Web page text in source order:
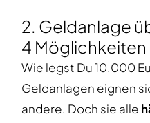
2. Geldanlage
4
Wie legst Du 10.000
Geldanlagen eignen
andere. Doch sie alle